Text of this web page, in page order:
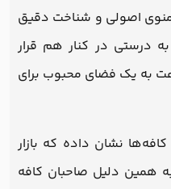
منوی اصولی و شناخت دقیق
درستی در کنار هم قرار
به یک فضای محبوب برای
نشان داده که بازار
همین دلیل صاحبان کافه